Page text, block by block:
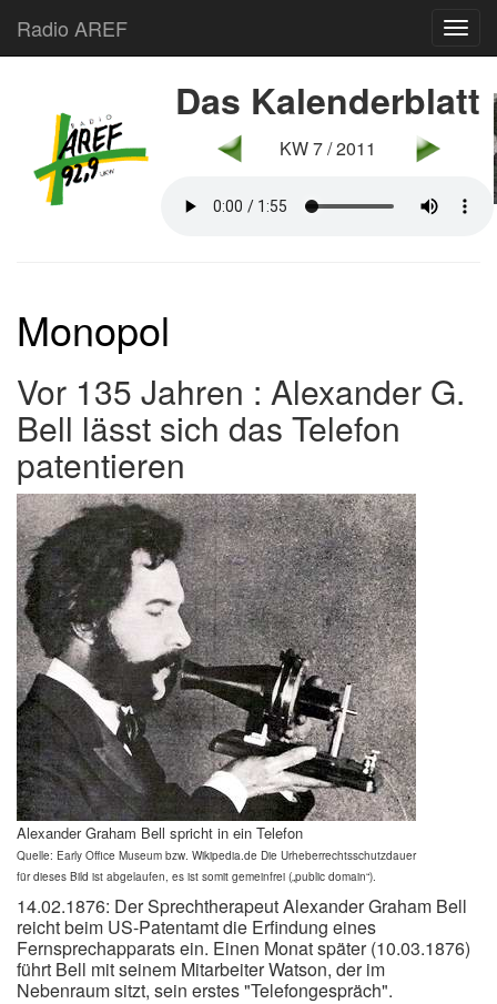
Radio AREF
Das Kalenderblatt
KW 7 / 2011
Monopol
Vor 135 Jahren : Alexander G.
Bell lässt sich das Telefon
patentieren
Alexander Graham Bell spricht in ein Telefon
Quelle: Early Office Museum bzw. Wikipedia.de Die Urheberrechtsschutzdauer
für dieses Bild ist abgelaufen, es ist somit gemeinfrei („public domain“).
14.02.1876: Der Sprechtherapeut Alexander Graham Bell
reicht beim US-Patentamt die Erfindung eines
Fernsprechapparats ein. Einen Monat später (10.03.1876)
führt Bell mit seinem Mitarbeiter Watson, der im
Nebenraum sitzt, sein erstes "Telefongespräch".